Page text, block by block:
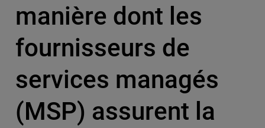
manière dont les
fournisseurs de
services managés
(MSP) assurent la